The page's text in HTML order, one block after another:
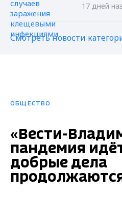
17 дней
Смотреть новости
ОБЩЕСТВО
«Вести-
пандемия
добрые дела